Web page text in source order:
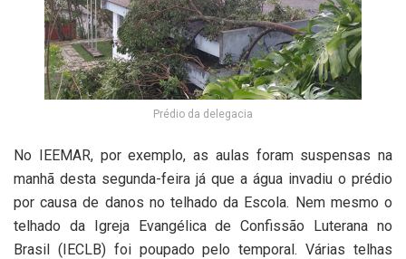
Prédio da delegacia
No IEEMAR, por exemplo, as aulas foram suspensas na
manhã desta segunda-feira já que a água invadiu o prédio
por causa de danos no telhado da Escola. Nem mesmo o
telhado da Igreja Evangélica de Confissão Luterana no
Brasil (IECLB) foi poupado pelo temporal. Várias telhas